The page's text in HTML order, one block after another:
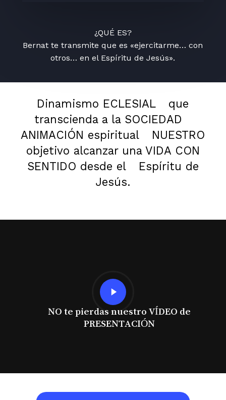
¿QUÉ ES?
Bernat te transmite que es «ejercitarme… con
otros… en el Espíritu de Jesús».
Dinamismo ECLESIAL
que
transcienda a la SOCIEDAD
ANIMACIÓN espiritual
NUESTRO
objetivo alcanzar una VIDA CON
SENTIDO desde el
Espíritu de
Jesús.
Play
Video
NO te pierdas nuestro VÍDEO de
PRESENTACIÓN